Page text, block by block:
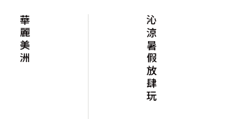
華麗美洲 沁涼暑假放肆玩